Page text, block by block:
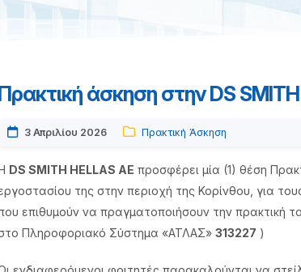
άσκηση στην DS
3 Απριλίου 2026 Πρακτική Άσκηση
DS SMITH HELLAS AE προσφέρει μία (1) θέση
της στην περιοχή της Κορίνθου, για
επιθυμούν να πραγματοποιήσουν την πρακτική
Πληροφοριακό Σύστημα «ΑΤΛΑΣ» 313227 )